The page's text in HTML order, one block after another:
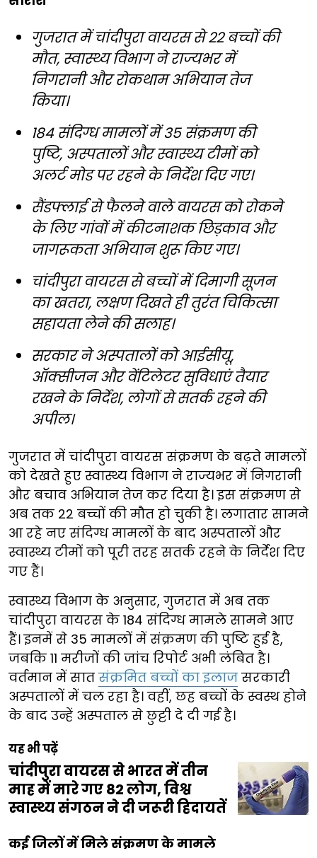
गुजरात में चांदीपुरा वायरस से 22 बच्चों की
मौत, स्वास्थ्य विभाग ने राज्यभर में
निगरानी और रोकथाम अभियान तेज
किया।
184 संदिग्ध मामलों में 35 संक्रमण की
पुष्टि, अस्पतालों और स्वास्थ्य टीमों को
अलर्ट मोड पर रहने के निर्देश दिए गए।
सैंडफ्लाई से फैलने वाले वायरस को रोकने
के लिए गांवों में कीटनाशक छिड़काव और
जागरूकता अभियान शुरू किए गए।
चांदीपुरा वायरस से बच्चों में दिमागी सूजन
का खतरा, लक्षण दिखते ही तुरंत चिकित्सा
सहायता लेने की सलाह।
सरकार ने अस्पतालों को आईसीयू,
ऑक्सीजन और वेंटिलेटर सुविधाएं तैयार
रखने के निर्देश, लोगों से सतर्क रहने की
अपील।
गुजरात में चांदीपुरा वायरस संक्रमण के बढ़ते मामलों
को देखते हुए स्वास्थ्य विभाग ने राज्यभर में निगरानी
और बचाव अभियान तेज कर दिया है। इस संक्रमण से
अब तक 22 बच्चों की मौत हो चुकी है। लगातार सामने
आ रहे नए संदिग्ध मामलों के बाद अस्पतालों और
स्वास्थ्य टीमों को पूरी तरह सतर्क रहने के निर्देश दिए
गए हैं।
स्वास्थ्य विभाग के अनुसार, गुजरात में अब तक
चांदीपुरा वायरस के 184 संदिग्ध मामले सामने आए
हैं। इनमें से 35 मामलों में संक्रमण की पुष्टि हुई है,
जबकि 11 मरीजों की जांच रिपोर्ट अभी लंबित है।
वर्तमान में सात संक्रमित बच्चों का इलाज सरकारी
अस्पतालों में चल रहा है। वहीं, छह बच्चों के स्वस्थ होने
के बाद उन्हें अस्पताल से छुट्टी दे दी गई है।
यह भी पढ़ें
चांदीपुरा वायरस से भारत में तीन
माह में मारे गए 82 लोग, विश्व
स्वास्थ्य संगठन ने दी जरूरी हिदायतें
कई जिलों में मिले संक्रमण के मामले